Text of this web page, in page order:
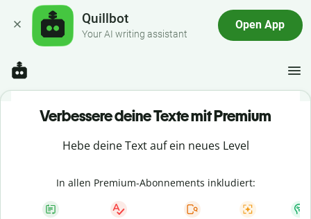
Quillbot
Your AI writing assistant
Open App
Verbessere deine Texte mit Premium
Hebe deine Text auf ein neues Level
In allen Premium-Abonnements inkludiert: